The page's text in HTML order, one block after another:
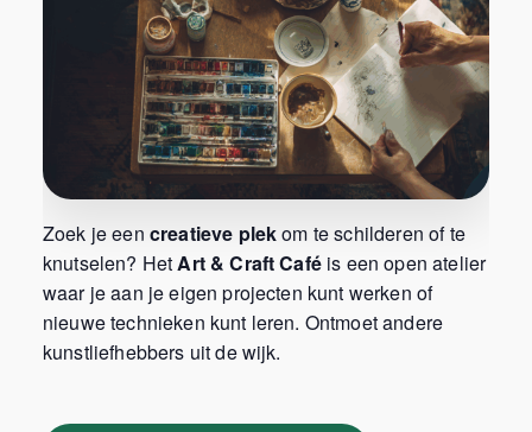
Zoek je een creatieve plekom te schilderen of te
knutselen? HetArt & Craft Caféis een open atelier
waar je aan je eigen projecten kunt werken of
nieuwe technieken kunt leren. Ontmoet andere
kunstliefhebbers uit de wijk.